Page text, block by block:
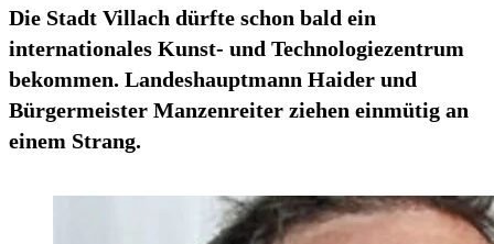
Die Stadt Villach dürfte schon bald ein
internationales Kunst- und Technologiezentrum
bekommen. Landeshauptmann Haider und
Bürgermeister Manzenreiter ziehen einmütig an
einem Strang.